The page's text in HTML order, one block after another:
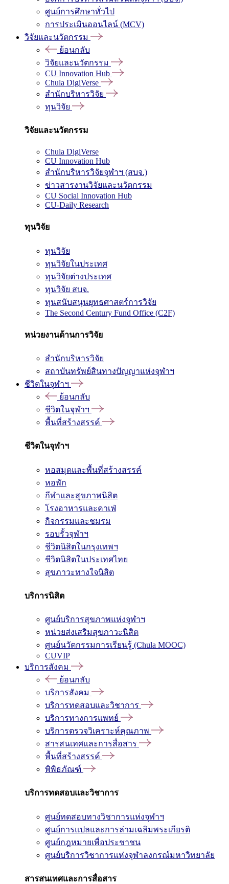
ศูนย์การศึกษาทั่วไป
การประเมินออนไลน์ (MCV)
วิจัยและนวัตกรรม
ย้อนกลับ
วิจัยและนวัตกรรม
CU Innovation Hub
Chula DigiVerse
สำนักบริหารวิจัย
ทุนวิจัย
วิจัยและนวัตกรรม
Chula DigiVerse
CU Innovation Hub
สำนักบริหารวิจัยจุฬาฯ (สบจ.)
ข่าวสารงานวิจัยและนวัตกรรม
CU Social Innovation Hub
CU-Daily Research
ทุนวิจัย
ทุนวิจัย
ทุนวิจัยในประเทศ
ทุนวิจัยต่างประเทศ
ทุนวิจัย สบจ.
ทุนสนับสนุนยุทธศาสตร์การวิจัย
The Second Century Fund Office (C2F)
หน่วยงานด้านการวิจัย
สำนักบริหารวิจัย
สถาบันทรัพย์สินทางปัญญาแห่งจุฬาฯ
ชีวิตในจุฬาฯ
ย้อนกลับ
ชีวิตในจุฬาฯ
พื้นที่สร้างสรรค์
ชีวิตในจุฬาฯ
หอสมุดและพื้นที่สร้างสรรค์
หอพัก
กีฬาและสุขภาพนิสิต
โรงอาหารและคาเฟ่
กิจกรรมและชมรม
รอบรั้วจุฬาฯ
ชีวิตนิสิตในกรุงเทพฯ
ชีวิตนิสิตในประเทศไทย
สุขภาวะทางใจนิสิต
บริการนิสิต
ศูนย์บริการสุขภาพแห่งจุฬาฯ
หน่วยส่งเสริมสุขภาวะนิสิต
ศูนย์นวัตกรรมการเรียนรู้ (Chula MOOC)
CUVIP
บริการสังคม
ย้อนกลับ
บริการสังคม
บริการทดสอบและวิชาการ
บริการทางการแพทย์
บริการตรวจวิเคราะห์คุณภาพ
สารสนเทศและการสื่อสาร
พื้นที่สร้างสรรค์
พิพิธภัณฑ์
บริการทดสอบและวิชาการ
ศูนย์ทดสอบทางวิชาการแห่งจุฬาฯ
ศูนย์การแปลและการล่ามเฉลิมพระเกียรติ
ศูนย์กฎหมายเพื่อประชาชน
ศูนย์บริการวิชาการแห่งจุฬาลงกรณ์มหาวิทยาลัย
สารสนเทศและการสื่อสาร